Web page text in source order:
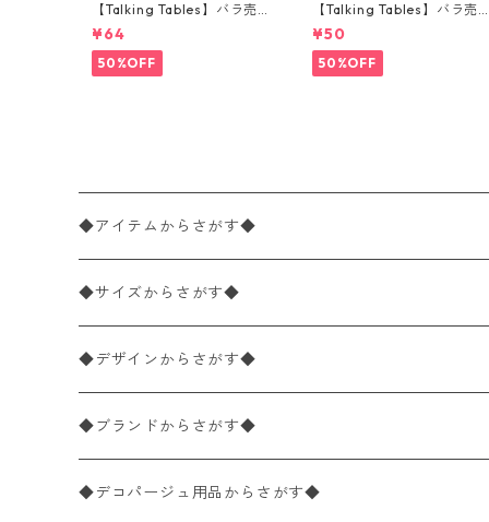
【Talking Tables】バラ売り
1枚 カクテルサイズ ペーパー
ナプキン Alice in Wonderla
nd ブルー
¥64
50%OFF
【Talking Tables】バラ売
1枚 ポケットサイズ ペーパ
ナプキン TRULY ブルー
¥50
50%OFF
◆アイテムからさがす◆
ペーパーナプキン2枚バラ売り
ペーパーナプキン1枚バラ売り
ペーパーナプキン20枚入りパック
ペーパーナプキン10枚入りパック
◆サイズからさがす◆
33×33cm（ランチサイズ）
バラ売り
パック売り
25×25cm（カクテルサイズ）
バラ売り
40×40cm（ディナーサイズ）
◆デザインからさがす◆
花柄
植物・グリーン柄
◆ブランドからさがす◆
ドイツ製 IHR/イア
◆デコパージュ用品からさがす◆